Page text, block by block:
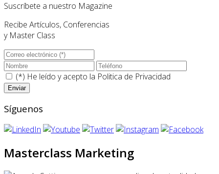
Suscríbete a nuestro Magazine
Recibe Artículos, Conferencias
y Master Class
(*) He leído y acepto la Politica de Privacidad
Síguenos
Masterclass Marketing